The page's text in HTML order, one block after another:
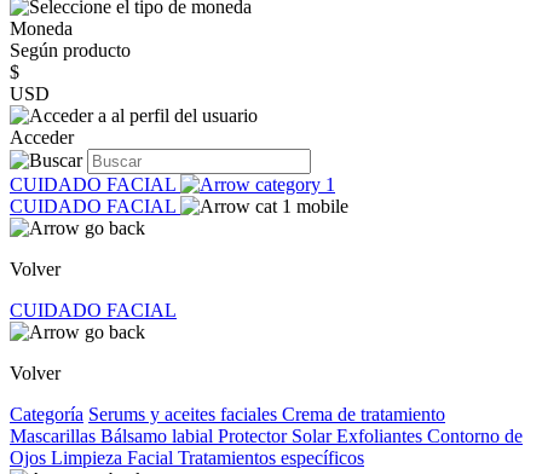
Moneda
Según producto
$
USD
Acceder
CUIDADO FACIAL
CUIDADO FACIAL
Volver
CUIDADO FACIAL
Volver
Categoría Serums y aceites faciales Crema de tratamiento
Mascarillas Bálsamo labial Protector SolarExfoliantes Contorno de
Ojos Limpieza Facial Tratamientos específicos